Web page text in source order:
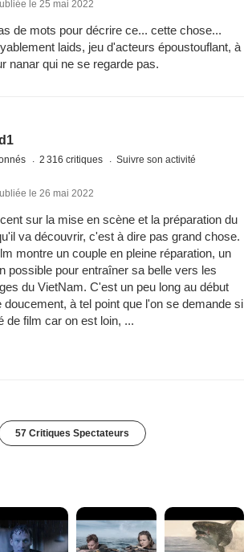
le 25 mai 2022
de mots pour décrire ce... cette chose...
laids, jeu d'acteurs époustouflant, à
nanar qui ne se regarde pas.
2 316 critiques Suivre son activité
le 26 mai 2022
sur la mise en scène et la préparation du
va découvrir, c'est à dire pas grand chose.
montre un couple en pleine réparation, un
possible pour entraîner sa belle vers les
du VietNam. C'est un peu long au début
à tel point que l'on se demande si
de film car on est loin, ...
57 Critiques Spectateurs